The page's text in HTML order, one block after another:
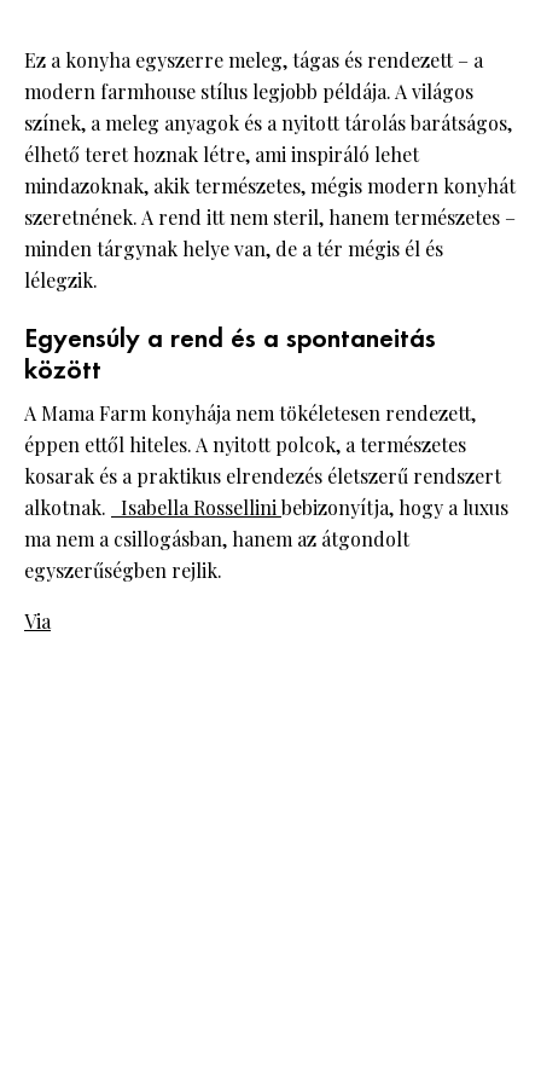
Ez a konyha egyszerre meleg, tágas és rendezett – a
modern farmhouse stílus legjobb példája. A világos
színek, a meleg anyagok és a nyitott tárolás barátságos,
élhető teret hoznak létre, ami inspiráló lehet
mindazoknak, akik természetes, mégis modern konyhát
szeretnének. A rend itt nem steril, hanem természetes –
minden tárgynak helye van, de a tér mégis él és
lélegzik.
Egyensúly a rend és a spontaneitás
között
A Mama Farm konyhája nem tökéletesen rendezett,
éppen ettől hiteles. A nyitott polcok, a természetes
kosarak és a praktikus elrendezés életszerű rendszert
alkotnak.
Isabella Rossellinibebizonyítja, hogy a luxus
ma nem a csillogásban, hanem az átgondolt
egyszerűségben rejlik.
Via